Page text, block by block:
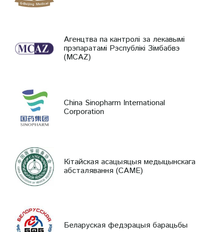
Агенцтва па кантролі за лекавымі
прэпаратамі Рэспублікі Зімбабвэ
(MCAZ)
China Sinopharm International
Corporation
Кітайская асацыяцыя медыцынскага
абсталявання (CAME)
Беларуская федэрацыя барацьбы